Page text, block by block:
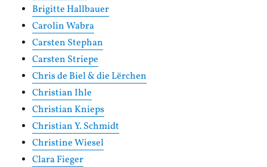
Brigitte Hallbauer
Carolin Wabra
Carsten Stephan
Carsten Striepe
Chris de Biel & die Lërchen
Christian Ihle
Christian Knieps
Christian Y. Schmidt
Christine Wiesel
Clara Fieger